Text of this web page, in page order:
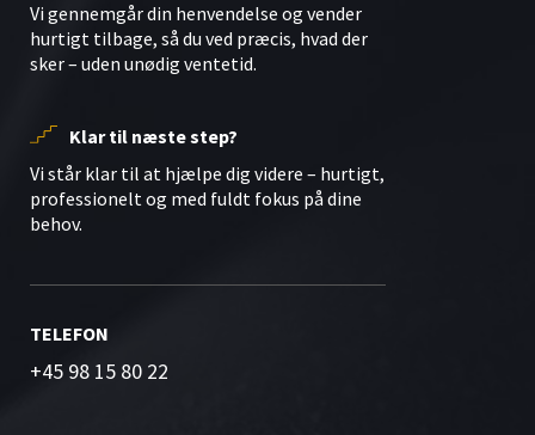
Vi gennemgår din henvendelse og vender
hurtigt tilbage, så du ved præcis, hvad der
sker – uden unødig ventetid.
Klar til næste step?
Vi står klar til at hjælpe dig videre – hurtigt,
professionelt og med fuldt fokus på dine
behov.
TELEFON
+45 98 15 80 22